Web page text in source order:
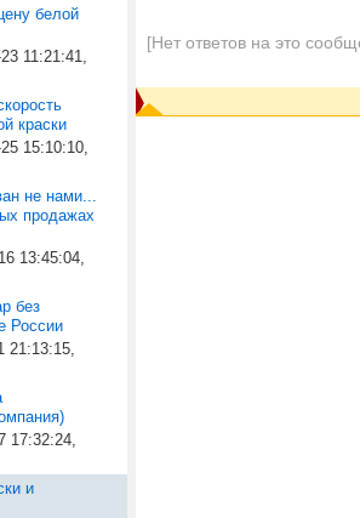
белой
11:21:41,
краски
15:10:10,
не нами...
продажах
13:45:04,
без
России
21:13:15,
17:32:24,
и
[Нет ответов на это